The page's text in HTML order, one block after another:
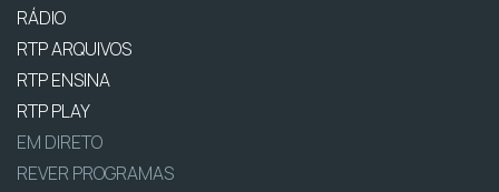
RÁDIO
RTP ARQUIVOS
RTP ENSINA
RTP PLAY
EM DIRETO
REVER PROGRAMAS